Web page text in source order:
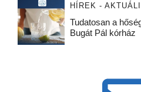
HÍREK -
Tudatosan a
Bugát Pál kórház